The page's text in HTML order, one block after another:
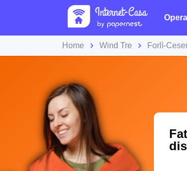
Home Wind Tre Forlì-